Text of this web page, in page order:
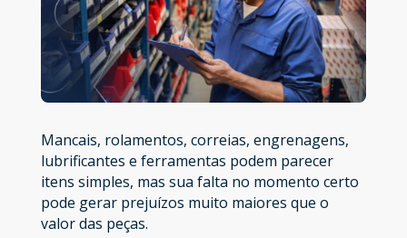
Mancais, rolamentos, correias, engrenagens,
lubrificantes e ferramentas podem parecer
itens simples, mas sua falta no momento certo
pode gerar prejuízos muito maiores que o
valor das peças.